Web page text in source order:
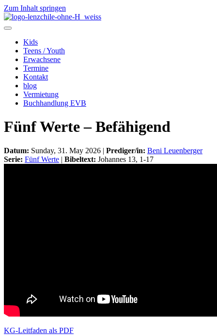
Zum Inhalt springen
Kids
Teens / Youth
Erwachsene
Termine
Kontakt
blog
Vermietung
Buchhandlung EVB
Fünf Werte – Befähigend
Datum: Sunday, 31. May 2026 | Prediger/in: Beni Leuenberger
Serie: Fünf Werte | Bibeltext: Johannes 13, 1-17
KG-Leitfaden als PDF